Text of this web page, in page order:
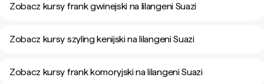
Zobacz kursy frank gwinejski na lilangeni Suazi
Zobacz kursy szyling kenijski na lilangeni Suazi
Zobacz kursy frank komoryjski na lilangeni Suazi